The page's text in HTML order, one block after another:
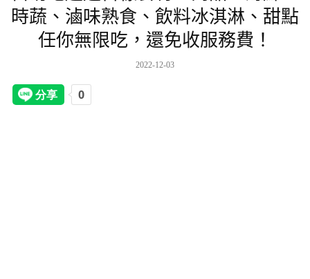
時蔬、滷味熟食、飲料冰淇淋、甜點
任你無限吃，還免收服務費！
2022-12-03